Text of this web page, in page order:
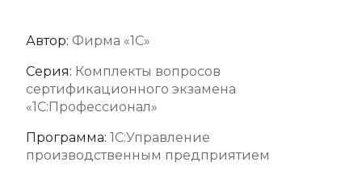
Автор: Фирма «1С»
Серия: Комплекты вопросов
сертификационного экзамена
«1С:Профессионал»
Программа: 1С:Управление
производственным предприятием